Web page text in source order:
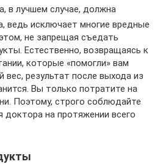
в лучшем случае, должна
ведь исключает многие вредные
не запрещая съедать
Естественно, возвращаясь к
которые «помогли» вам
вес, результат после выхода из
Вы только потратите на
Поэтому, строго соблюдайте
доктора на протяжении всего